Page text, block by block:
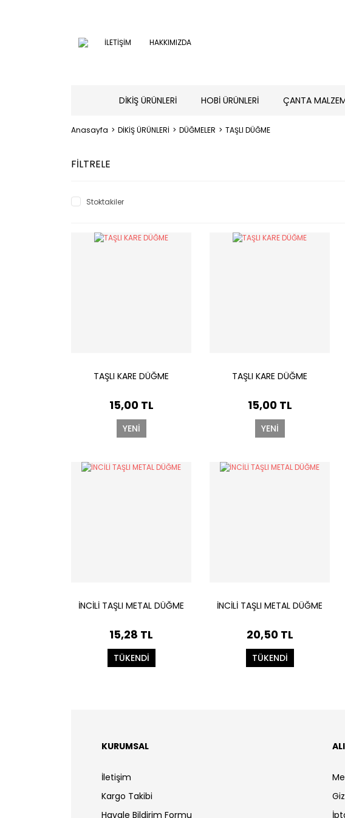
İLETİŞİM HAKKIMIZDA
DİKİŞ ÜRÜNLERİ HOBİ ÜRÜNLERİ ÇANTA
Anasayfa DİKİŞ ÜRÜNLERİ DÜĞMELER TAŞLI DÜĞME
FİLTRELE
Stoktakiler
TAŞLI KARE DÜĞME
15,00 TL
YENİ
TAŞLI KARE DÜĞME
15,00 TL
YENİ
İNCİLİ TAŞLI METAL DÜĞME
15,28 TL
TÜKENDİ
İNCİLİ TAŞLI METAL DÜĞME
20,50 TL
TÜKENDİ
KURUMSAL
İletişim
Kargo Takibi
Havale Bildirim Formu